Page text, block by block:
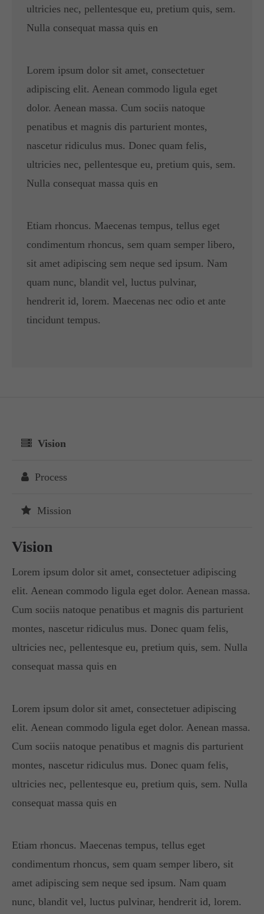
ultricies nec, pellentesque eu, pretium quis, sem.
Nulla consequat massa quis en
Lorem ipsum dolor sit amet, consectetuer
adipiscing elit. Aenean commodo ligula eget
dolor. Aenean massa. Cum sociis natoque
penatibus et magnis dis parturient montes,
nascetur ridiculus mus. Donec quam felis,
ultricies nec, pellentesque eu, pretium quis, sem.
Nulla consequat massa quis en
Etiam rhoncus. Maecenas tempus, tellus eget
condimentum rhoncus, sem quam semper libero,
sit amet adipiscing sem neque sed ipsum. Nam
quam nunc, blandit vel, luctus pulvinar,
hendrerit id, lorem. Maecenas nec odio et ante
tincidunt tempus.
Vision
Process
Mission
Vision
Lorem ipsum dolor sit amet, consectetuer adipiscing
elit. Aenean commodo ligula eget dolor. Aenean massa.
Cum sociis natoque penatibus et magnis dis parturient
montes, nascetur ridiculus mus. Donec quam felis,
ultricies nec, pellentesque eu, pretium quis, sem. Nulla
consequat massa quis en
Lorem ipsum dolor sit amet, consectetuer adipiscing
elit. Aenean commodo ligula eget dolor. Aenean massa.
Cum sociis natoque penatibus et magnis dis parturient
montes, nascetur ridiculus mus. Donec quam felis,
ultricies nec, pellentesque eu, pretium quis, sem. Nulla
consequat massa quis en
Etiam rhoncus. Maecenas tempus, tellus eget
condimentum rhoncus, sem quam semper libero, sit
amet adipiscing sem neque sed ipsum. Nam quam
nunc, blandit vel, luctus pulvinar, hendrerit id, lorem.